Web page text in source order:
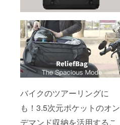
バイクのツアーリングに
も！3.5次元ポケットのオン
デマンド収納を活用するこ